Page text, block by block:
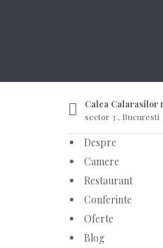
Calea Calarasilor
sector 3 , Bucuresti
Despre
Camere
Restaurant
Conferinte
Oferte
Blog